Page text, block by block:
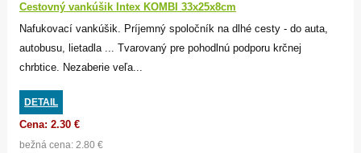
Cestovný vankúšik Intex KOMBI 33x25x8cm
Nafukovací vankúšik. Príjemný spoločník na dlhé cesty - do auta,
autobusu, lietadla ... Tvarovaný pre pohodlnú podporu krčnej
chrbtice. Nezaberie veľa...
DETAIL
Cena: 2.30 €
bežná cena: 2.80 €